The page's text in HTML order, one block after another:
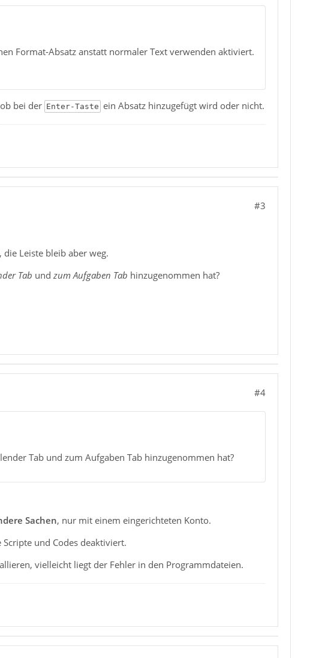
Format-Absatz anstatt normaler Text verwenden aktiviert.
bei der Enter-Taste ein Absatz hinzugefügt wird oder nicht.
#3
Leiste bleib aber weg.
Tab und zum Aufgaben Tab hinzugenommen hat?
#4
Tab und zum Aufgaben Tab hinzugenommen hat?
Sachen, nur mit einem eingerichteten Konto.
und Codes deaktiviert.
vielleicht liegt der Fehler in den Programmdateien.